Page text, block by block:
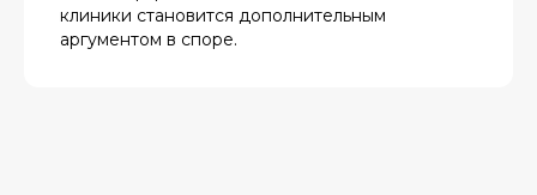
клиники становится дополнительным
аргументом в споре.